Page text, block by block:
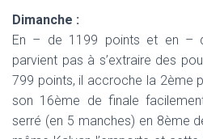
Dimanche :
En – de 1199 points et en –
parvient pas à s’extraire des
799 points, il accroche la 2ème
son 16ème de finale
serré (en 5 manches) en 8ème